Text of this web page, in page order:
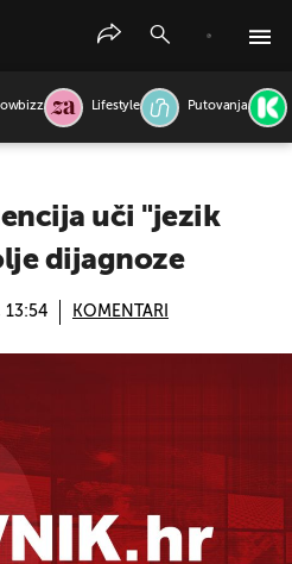
Lifestyle Putovanja
uči "jezik
dijagnoze
13:54 KOMENTARI